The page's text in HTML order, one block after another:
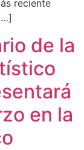
reciente
de la
en la